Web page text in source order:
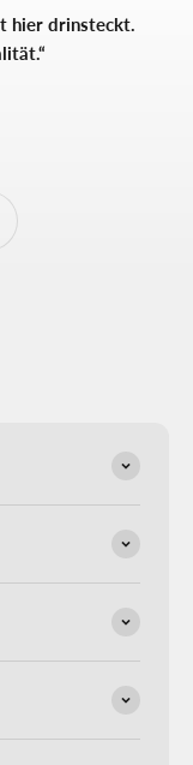
hier drinsteckt.
123